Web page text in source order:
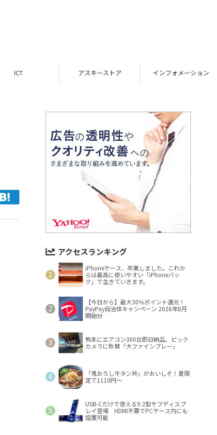
ICT アスキーストア インフォメーション
アクセスランキング
iPhoneケース、卒業しました。これか
らは最高に使いやすい「iPhoneバッ
ク」で生きていきます。
【今日から】最大30％ポイント還元！
PayPay自治体キャンペーン 2026年8月
開始分
熊本にエアコン300台即日納品、ビック
カメラに称賛「大ファインプレー」
「鬼おろし牛タン丼」がおいしそ！夏限
定で1110円～
USB-Cだけで使える9.2型サブディスプ
レイ登場 HDMI不要でPCケース内にも
設置可能